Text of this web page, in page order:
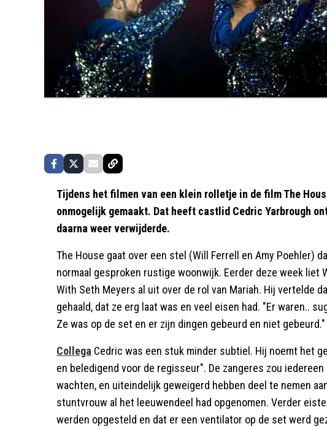
Tijdens het filmen van een klein rolletje in de film The
onmogelijk gemaakt. Dat heeft castlid Cedric Yarbrough
daarna weer verwijderde.
The House gaat over een stel (Will Ferrell en Amy Poehler)
normaal gesproken rustige woonwijk. Eerder deze week liet
With Seth Meyers al uit over de rol van Mariah. Hij vertelde
gehaald, dat ze erg laat was en veel eisen had. "Er waren..
Ze was op de set en er zijn dingen gebeurd en niet gebeurd."
Collega Cedric was een stuk minder subtiel. Hij noemt het
en beledigend voor de regisseur". De zangeres zou
wachten, en uiteindelijk geweigerd hebben deel te nemen
stuntvrouw al het leeuwendeel had opgenomen. Verder
werden opgesteld en dat er een ventilator op de set werd